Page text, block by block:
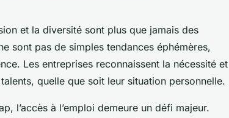
et la diversité sont plus que jamais des
sont pas de simples tendances éphémères,
Les entreprises reconnaissent la nécessité et
quelle que soit leur situation personnelle.
l’accès à l’emploi demeure un défi majeur.